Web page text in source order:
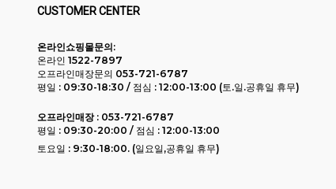
CUSTOMER CENTER
온라인쇼핑몰문의:
온라인 1522-7897
오프라인매장문의 053-721-6787
평일 : 09:30-18:30 / 점심 : 12:00-13:00 (토.일.공휴일 휴무)
오프라인매장 : 053-721-6787
평일 : 09:30-20:00 / 점심 : 12:00-13:00
토요일 : 9:30-18:00. (일요일,공휴일 휴무)